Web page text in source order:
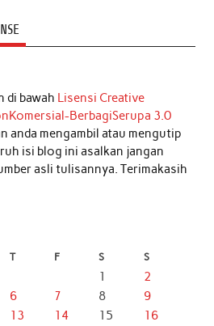
di bawah Lisensi Creative
BerbagiSerupa 3.0
anda mengambil atau mengutip
isi blog ini asalkan jangan
asli tulisannya. Terimakasih
T F S S
1
2
6 7 8
9
13 14 15
16